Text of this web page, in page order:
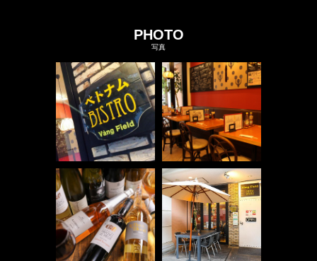
PHOTO
写真